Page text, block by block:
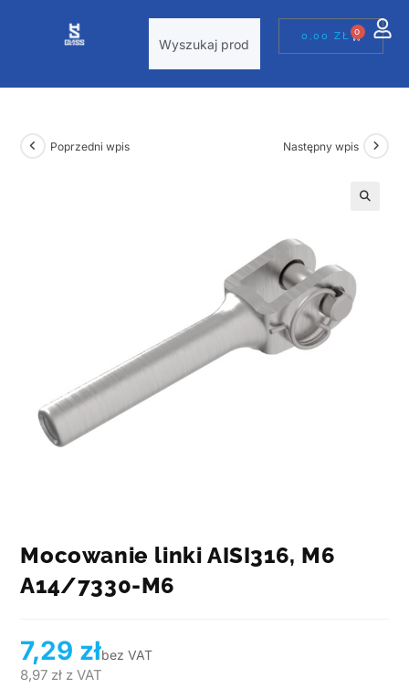
0,00ZŁ 0
Poprzedni wpis Następny wpis
Mocowanie linki AISI316, M6
A14/7330-M6
7,29 złbez VAT
8,97 zł z VAT